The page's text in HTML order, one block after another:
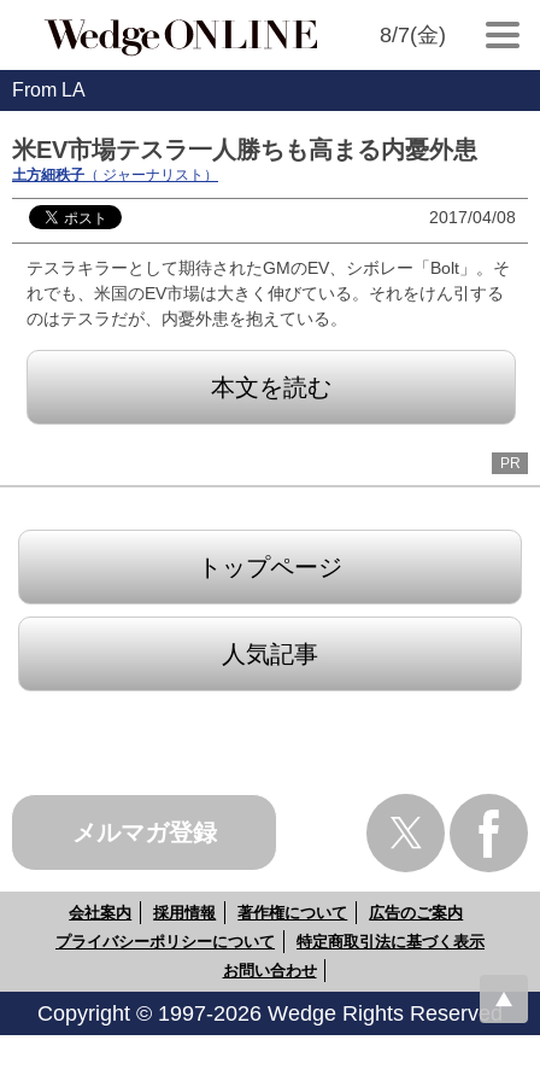
8/7(金)
From LA
米EV市場テスラ一人勝ちも高まる内憂外患
土方細秩子 （ ジャーナリスト）
2017/04/08
テスラキラーとして期待されたGMのEV、シボレー「Bolt」。そ
れでも、米国のEV市場は大きく伸びている。それをけん引する
のはテスラだが、内憂外患を抱えている。
本文を読む
PR
トップページ
人気記事
メルマガ登録
会社案内 採用情報 著作権について
広告のご案内
プライバシーポリシーについて
特定商取引法に基づく表示
お問い合わせ
Copyright © 1997-2026 Wedge Rights Reserved